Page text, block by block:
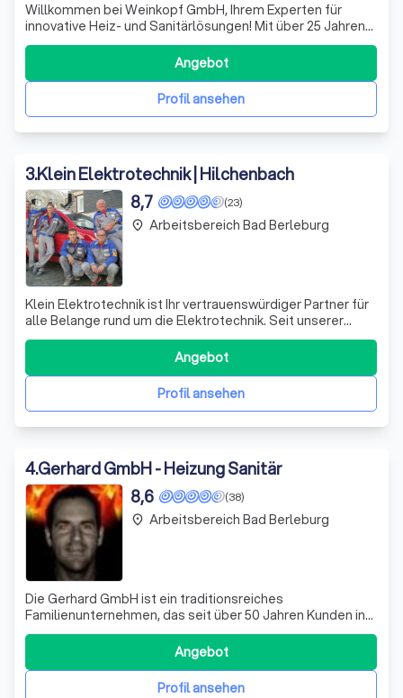
Willkommen bei Weinkopf GmbH, Ihrem Experten für
innovative Heiz- und Sanitärlösungen! Mit über 25 Jahren
Erfahrung in der Wärmepumpentechnologie stehen wir für
höchste Qualität und maßgeschneiderte Lösungen, die
auf Ihre individuellen Bedürfnisse abgestimmt sind. Unser
engagiertes Team entwickelt n
Profil ansehen
Angebot
3.Klein Elektrotechnik | Hilchenbach
(23)
8,7
Klein Elektrotechnik ist Ihr vertrauenswürdiger Partner für
alle Belange rund um die Elektrotechnik. Seit unserer
Gründung im Jahr 2000 haben wir uns auf die Planung und
Montage von KFZ Ladestationen spezialisiert und sind
stolzer Partner der renommierten Firmen Mennekes und
myenergi. Als eingetrageProfil ansehen
Angebot
place Arbeitsbereich Bad Berleburg
4.Gerhard GmbH - Heizung Sanitär
(38)
8,6
Die Gerhard GmbH ist ein traditionsreiches
Familienunternehmen, das seit über 50 Jahren Kunden in
der Region Olpe und darüber hinaus betreut. Unser
engagiertes Team aus Auszubildenden, erfahrenen
Monteuren und Bauleitern ist stets bereit, Verantwortung
zu übernehmen und eng zusammenzuarbeiten. Wir s
Profil ansehen
Angebot
place Arbeitsbereich Bad Berleburg